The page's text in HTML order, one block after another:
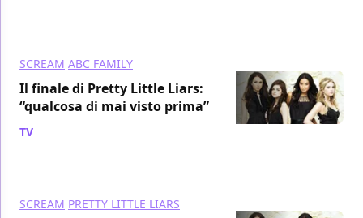
SCREAM ABC FAMILY
Il finale di Pretty Little Liars:
“qualcosa di mai visto prima”
TV
SCREAM PRETTY LITTLE LIARS